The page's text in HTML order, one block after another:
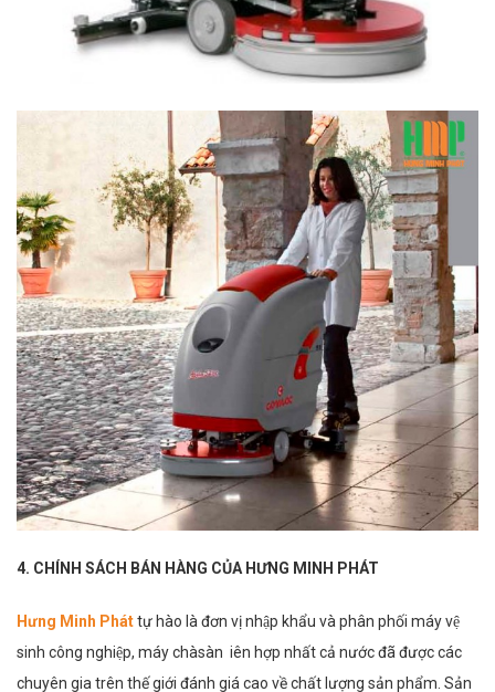
4. CHÍNH SÁCH BÁN HÀNG CỦA HƯNG MINH PHÁT
Hưng Minh Pháttự hào là đơn vị nhập khẩu và phân phối máy vệ
sinh công nghiệp, máy chàsàn iên hợp nhất cả nước đã được các
chuyên gia trên thế giới đánh giá cao về chất lượng sản phẩm. Sản